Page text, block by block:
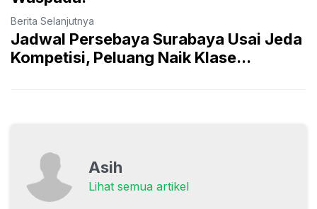
Berita Selanjutnya
Jadwal Persebaya Surabaya Usai Jeda
Kompetisi, Peluang Naik Klase...
Asih
Lihat semua artikel